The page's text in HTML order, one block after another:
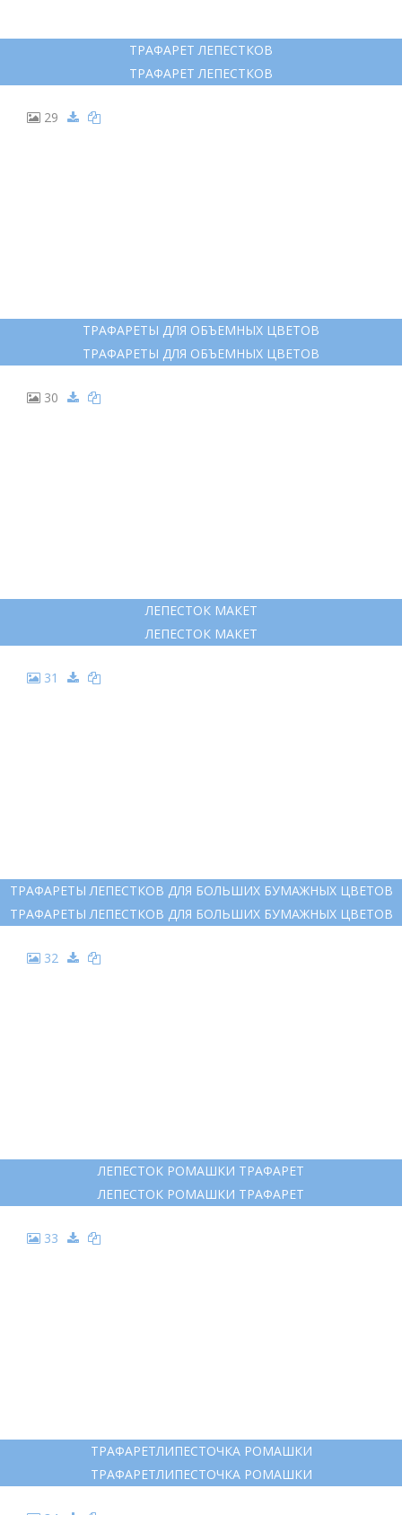
ТРАФАРЕТ ЛЕПЕСТКОВ
ТРАФАРЕТ ЛЕПЕСТКОВ
29
ТРАФАРЕТЫ ДЛЯ ОБЪЕМНЫХ ЦВЕТОВ
ТРАФАРЕТЫ ДЛЯ ОБЪЕМНЫХ ЦВЕТОВ
30
ЛЕПЕСТОК МАКЕТ
ЛЕПЕСТОК МАКЕТ
31
ТРАФАРЕТЫ ЛЕПЕСТКОВ ДЛЯ БОЛЬШИХ БУМАЖНЫХ ЦВЕТОВ
ТРАФАРЕТЫ ЛЕПЕСТКОВ ДЛЯ БОЛЬШИХ БУМАЖНЫХ ЦВЕТОВ
32
ЛЕПЕСТОК РОМАШКИ ТРАФАРЕТ
ЛЕПЕСТОК РОМАШКИ ТРАФАРЕТ
33
ТРАФАРЕТЛИПЕСТОЧКА РОМАШКИ
ТРАФАРЕТЛИПЕСТОЧКА РОМАШКИ